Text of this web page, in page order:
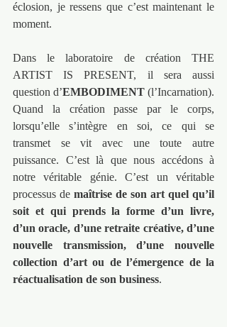
éclosion, je ressens que c’est maintenant le
moment.
Dans le laboratoire de création THE
ARTIST IS PRESENT, il sera aussi
question d’EMBODIMENT (l’Incarnation).
Quand la création passe par le corps,
lorsqu’elle s’intègre en soi, ce qui se
transmet se vit avec une toute autre
puissance. C’est là que nous accédons à
notre véritable génie. C’est un véritable
processus de maîtrise de son art quel qu’il
soit et qui prends la forme d’un livre,
d’un oracle, d’une retraite créative, d’une
nouvelle transmission, d’une nouvelle
collection d’art ou de l’émergence de la
réactualisation de son business.